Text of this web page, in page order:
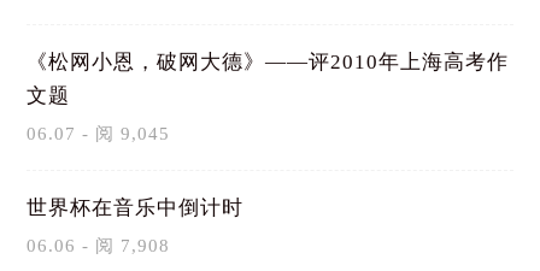
《松网小恩，破网大德》——评2010年上海高考作
文题
06.07 - 阅 9,045
世界杯在音乐中倒计时
06.06 - 阅 7,908